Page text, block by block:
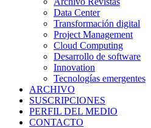
Data Center
Transformación digital
Project Management
Cloud Computing
Desarrollo de software
Innovation
Tecnologías emergentes
ARCHIVO
SUSCRIPCIONES
PERFIL DEL MEDIO
CONTACTO